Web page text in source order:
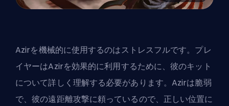
Azirを機械的に使用するのはストレスフルです。プレ
イヤーはAzirを効果的に利用するために、彼のキット
について詳しく理解する必要があります。Azirは脆弱
で、彼の遠距離攻撃に頼っているので、正しい位置に